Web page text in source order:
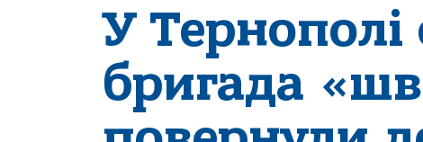
У Тернополі
бригада